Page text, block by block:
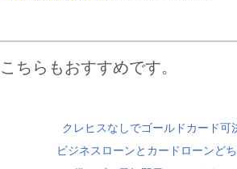
こちらもおすすめです。
クレヒスなしでゴールドカード可
ビジネスローンとカードローンど